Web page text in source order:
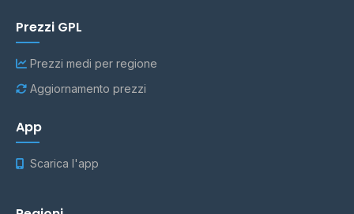
Prezzi GPL
Prezzi medi per regione
Aggiornamento prezzi
App
Scarica l'app